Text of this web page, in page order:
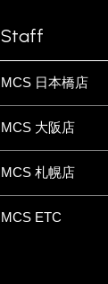
Staff
MCS 日本橋店
MCS 大阪店
MCS 札幌店
MCS ETC